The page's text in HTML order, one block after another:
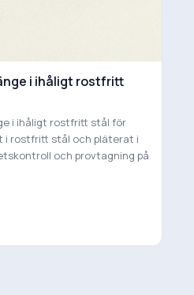
i ihåligt rostfritt
i ihåligt rostfritt stål för
i rostfritt stål och pläterat i
och provtagning på